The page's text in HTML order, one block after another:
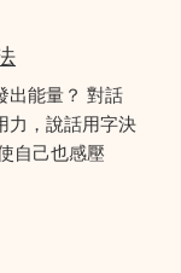
出能量？ 對話
力，說話用字決
自己也感壓